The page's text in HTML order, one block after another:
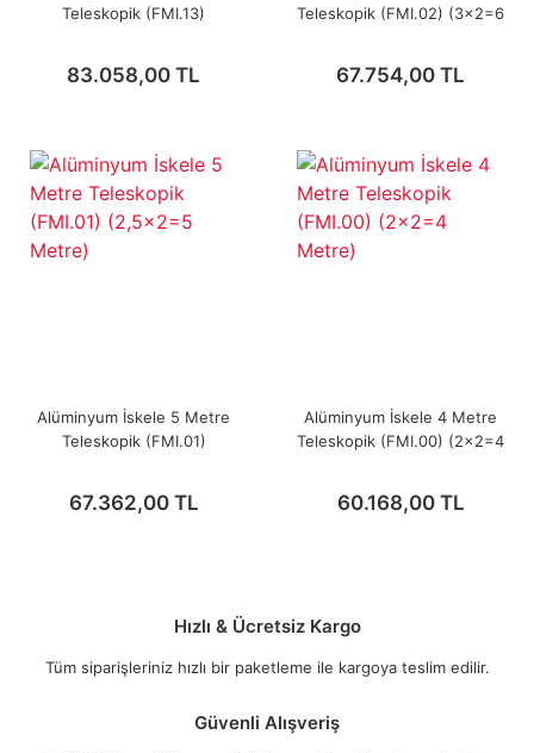
Teleskopik (FMI.13)
83.058,00 TL
Teleskopik (FMI.02) (3x2=6
67.754,00 TL
Alüminyum İskele 5 Metre
Teleskopik (FMI.01)
67.362,00 TL
Alüminyum İskele 4 Metre
Teleskopik (FMI.00) (2x2=4
60.168,00 TL
Hızlı & Ücretsiz Kargo
Tüm siparişleriniz hızlı bir paketleme ile kargoya teslim edilir.
Güvenli Alışveriş